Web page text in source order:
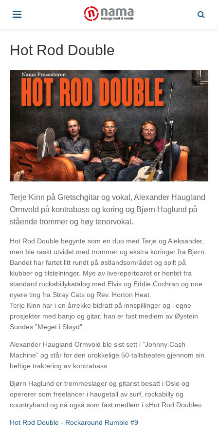
Hot Rod Double
Terje Kinn på Gretschgitar og vokal, Alexander Haugland
Ormvold på kontrabass og koring og Bjørn Haglund på
stående trommer og høy tenorvokal.
Hot Rod Double begynte som en duo med Terje og Aleksander,
men ble raskt utvidet med trommer og ekstra koringer fra Bjørn.
Bandet har fartet litt rundt på østlandsområdet og spilt på
klubber og tilstelninger. Mye av liverepertoaret er hentet fra
standard rockabillykatalog med Elvis og Eddie Cochran og noe
nyere ting fra Stray Cats og Rev. Horton Heat.
Terje Kinn har i en årrekke bidratt på innspillinger og i egne
prosjekter med banjo og gitar, han er fast medlem av Øystein
Sundes ”Meget i Sløyd”.
Alexander Haugland Ormvold ble sist sett i ”Johnny Cash
Machine” og står for den urokkelige 50-tallsbeaten gjennom sin
heftige traktering av kontrabass.
Bjørn Haglund er trommeslager og gitarist bosatt i Oslo og
opererer som freelancer i haugetall av surf, rockabilly og
countryband og nå også som fast medlem i «Hot Rod Double»
Hot Rod Double - Rockaround Rumble #9